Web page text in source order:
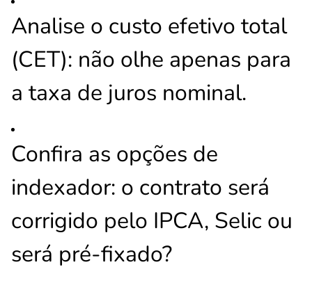
Analise o custo efetivo total
(CET): não olhe apenas para
a taxa de juros nominal.
Confira as opções de
indexador: o contrato será
corrigido pelo IPCA, Selic ou
será pré-fixado?